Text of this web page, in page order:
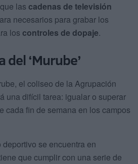
las cadenas de televisión
necesarios para grabar los
los controles de dopaje.
del ‘Murube’
el coliseo de la Agrupación
una difícil tarea: igualar o superar
cada fin de semana en los campos
se encuentra en
que cumplir con una serie de